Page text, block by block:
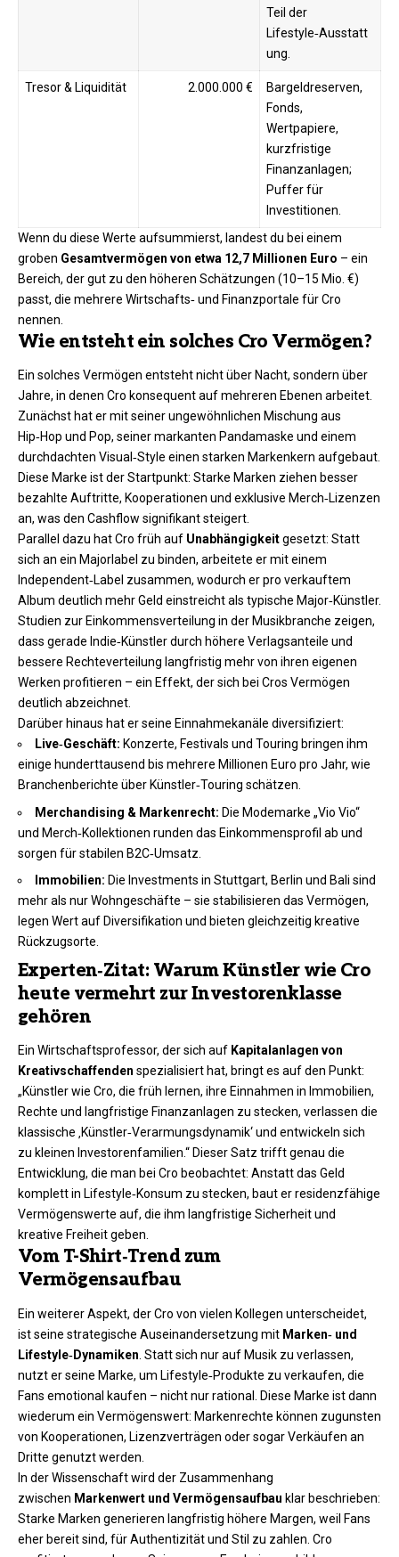
Teil der
Lifestyle‑Ausstatt
ung.
Tresor & Liquidität 2.000.000 €
Bargeldreserven,
Fonds,
Wertpapiere,
kurzfristige
Finanzanlagen;
Puffer für
Investitionen.
Wenn du diese Werte aufsummierst, landest du bei einem
groben Gesamtvermögen von etwa 12,7 Millionen Euro – ein
Bereich, der gut zu den höheren Schätzungen (10–15 Mio. €)
passt, die mehrere Wirtschafts‑ und Finanzportale für Cro
nennen.
Wie entsteht ein solches Cro Vermögen?
Ein solches Vermögen entsteht nicht über Nacht, sondern über
Jahre, in denen Cro konsequent auf mehreren Ebenen arbeitet.
Zunächst hat er mit seiner ungewöhnlichen Mischung aus
Hip‑Hop und Pop, seiner markanten Pandamaske und einem
durchdachten Visual‑Style einen starken Markenkern aufgebaut.
Diese Marke ist der Startpunkt: Starke Marken ziehen besser
bezahlte Auftritte, Kooperationen und exklusive Merch‑Lizenzen
an, was den Cashflow signifikant steigert.
Parallel dazu hat Cro früh auf Unabhängigkeitgesetzt: Statt
sich an ein Majorlabel zu binden, arbeitete er mit einem
Independent‑Label zusammen, wodurch er pro verkauftem
Album deutlich mehr Geld einstreicht als typische Major‑Künstler.
Studien zur Einkommensverteilung in der Musikbranche zeigen,
dass gerade Indie‑Künstler durch höhere Verlagsanteile und
bessere Rechteverteilung langfristig mehr von ihren eigenen
Werken profitieren – ein Effekt, der sich bei Cros Vermögen
deutlich abzeichnet.
Darüber hinaus hat er seine Einnahmekanäle diversifiziert:
Live‑Geschäft: Konzerte, Festivals und Touring bringen ihm
einige hunderttausend bis mehrere Millionen Euro pro Jahr, wie
Branchenberichte über Künstler‑Touring schätzen.
Merchandising & Markenrecht: Die Modemarke „Vio Vio“
und Merch‑Kollektionen runden das Einkommensprofil ab und
sorgen für stabilen B2C‑Umsatz.​
Immobilien: Die Investments in Stuttgart, Berlin und Bali sind
mehr als nur Wohngeschäfte – sie stabilisieren das Vermögen,
legen Wert auf Diversifikation und bieten gleichzeitig kreative
Rückzugsorte.
Experten‑Zitat: Warum Künstler wie Cro
heute vermehrt zur Investorenklasse
gehören
Ein Wirtschaftsprofessor, der sich auf Kapitalanlagen von
Kreativschaffenden spezialisiert hat, bringt es auf den Punkt:
„Künstler wie Cro, die früh lernen, ihre Einnahmen in Immobilien,
Rechte und langfristige Finanzanlagen zu stecken, verlassen die
klassische ‚Künstler‑Verarmungsdynamik‘ und entwickeln sich
zu kleinen Investorenfamilien.“ Dieser Satz trifft genau die
Entwicklung, die man bei Cro beobachtet: Anstatt das Geld
komplett in Lifestyle‑Konsum zu stecken, baut er residenzfähige
Vermögenswerte auf, die ihm langfristige Sicherheit und
kreative Freiheit geben.
Vom T-Shirt‑Trend zum
Vermögensaufbau
Ein weiterer Aspekt, der Cro von vielen Kollegen unterscheidet,
ist seine strategische Auseinandersetzung mit Marken‑ und
Lifestyle‑Dynamiken . Statt sich nur auf Musik zu verlassen,
nutzt er seine Marke, um Lifestyle‑Produkte zu verkaufen, die
Fans emotional kaufen – nicht nur rational. Diese Marke ist dann
wiederum ein Vermögenswert: Markenrechte können zugunsten
von Kooperationen, Lizenzverträgen oder sogar Verkäufen an
Dritte genutzt werden.
In der Wissenschaft wird der Zusammenhang
zwischen Markenwert und Vermögensaufbau klar beschrieben:
Starke Marken generieren langfristig höhere Margen, weil Fans
eher bereit sind, für Authentizität und Stil zu zahlen. Cro